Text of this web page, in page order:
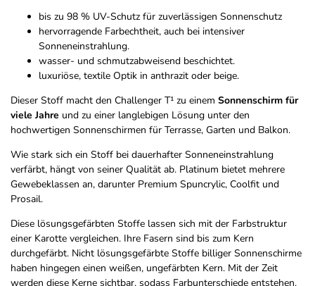
bis zu 98 % UV-Schutz für zuverlässigen Sonnenschutz
hervorragende Farbechtheit, auch bei intensiver
Sonneneinstrahlung.
wasser- und schmutzabweisend beschichtet.
luxuriöse, textile Optik in anthrazit oder beige.
Dieser Stoff macht den Challenger T¹ zu einem Sonnenschirm für
viele Jahre und zu einer langlebigen Lösung unter den
hochwertigen Sonnenschirmen für Terrasse, Garten und Balkon.
Wie stark sich ein Stoff bei dauerhafter Sonneneinstrahlung
verfärbt, hängt von seiner Qualität ab. Platinum bietet mehrere
Gewebeklassen an, darunter Premium Spuncrylic, Coolfit und
Prosail.
Diese lösungsgefärbten Stoffe lassen sich mit der Farbstruktur
einer Karotte vergleichen. Ihre Fasern sind bis zum Kern
durchgefärbt. Nicht lösungsgefärbte Stoffe billiger Sonnenschirme
haben hingegen einen weißen, ungefärbten Kern. Mit der Zeit
werden diese Kerne sichtbar, sodass Farbunterschiede entstehen.